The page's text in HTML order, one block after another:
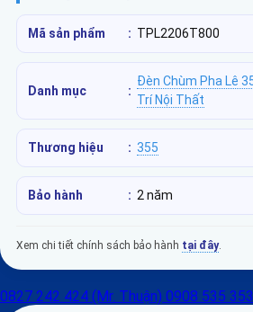
Mã sản phẩm : TPL2206T800
Danh mục :
Đèn Chùm Pha Lê
Trí Nội Thất
Thương hiệu : 355
Bảo hành : 2 năm
Xem chi tiết chính sách bảo hành tại đây.
0827 242 424 (Mr. Thuận) 0908 535